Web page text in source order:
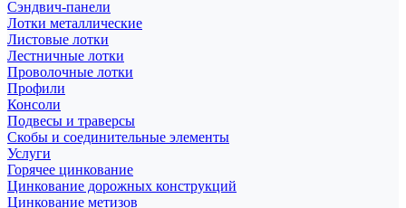
Сэндвич-панели
Лотки металлические
Листовые лотки
Лестничные лотки
Проволочные лотки
Профили
Консоли
Подвесы и траверсы
Скобы и соединительные элементы
Услуги
Горячее цинкование
Цинкование дорожных конструкций
Цинкование метизов